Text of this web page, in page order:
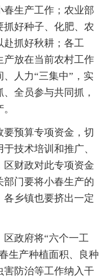
生产工作；农业部
抓好种子、化肥、农
抓好秋耕；各工
产放在当前农村工作
人力“三集中”，实
全员参与共同抓，
预算专项资金，切
技术培训和推广、
财政对此专项资金
门要将小春生产的
乡镇也要挤出一定
政府将“六个一工
生产种植面积、良种
害防治等工作纳入干